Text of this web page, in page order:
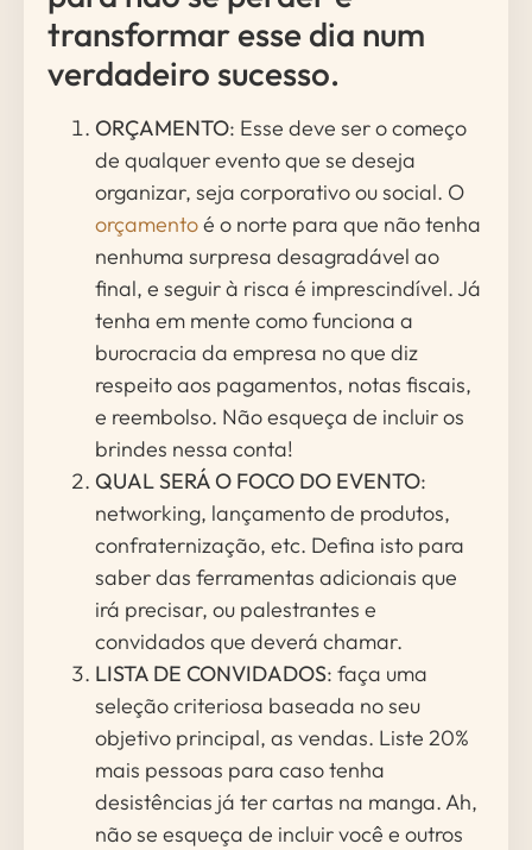
transformar esse dia num
verdadeiro sucesso.
ORÇAMENTO: Esse deve ser o começo
de qualquer evento que se deseja
organizar, seja corporativo ou social. O
orçamentoé o norte para que não tenha
nenhuma surpresa desagradável ao
final, e seguir à risca é imprescindível. Já
tenha em mente como funciona a
burocracia da empresa no que diz
respeito aos pagamentos, notas fiscais,
e reembolso. Não esqueça de incluir os
brindes nessa conta!
QUAL SERÁ O FOCO DO EVENTO:
networking, lançamento de produtos,
confraternização, etc. Defina isto para
saber das ferramentas adicionais que
irá precisar, ou palestrantes e
convidados que deverá chamar.
LISTA DE CONVIDADOS: faça uma
seleção criteriosa baseada no seu
objetivo principal, as vendas. Liste 20%
mais pessoas para caso tenha
desistências já ter cartas na manga. Ah,
não se esqueça de incluir você e outros